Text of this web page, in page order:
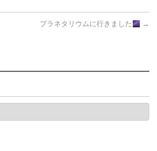
プラネタリウムに行きました →